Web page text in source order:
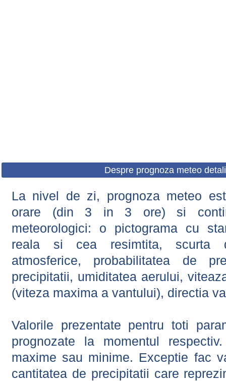
Despre prognoza meteo
La nivel de zi, prognoza meteo
orare (din 3 in 3 ore) si
meteorologici: o pictograma cu
reala si cea resimtita, scurta
atmosferice, probabilitatea de
precipitatii, umiditatea aerului,
(viteza maxima a vantului), directia
Valorile prezentate pentru toti
prognozate la momentul
maxime sau minime. Exceptie fac
cantitatea de precipitatii care